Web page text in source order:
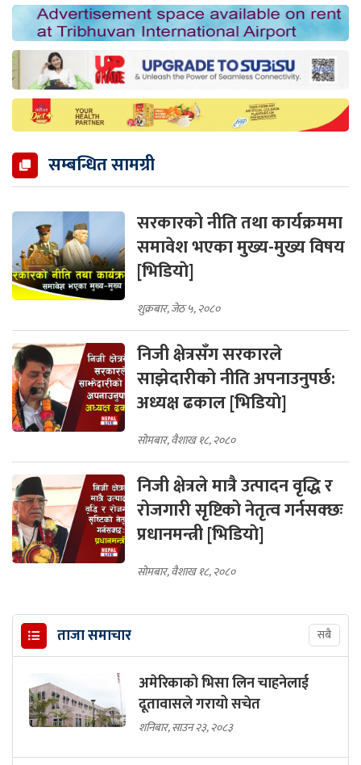
सम्बन्धित सामग्री
सरकारको नीति तथा कार्यक्रममा
समावेश भएका मुख्य-मुख्य विषय
[भिडियाे]
शुक्रबार, जेठ ५, २०८०
निजी क्षेत्रसँग सरकारले
साझेदारीको नीति अपनाउनुपर्छ:
अध्यक्ष ढकाल [भिडियाे]
सोमबार, वैशाख १८, २०८०
निजी क्षेत्रले मात्रै उत्पादन वृद्धि र
रोजगारी सृष्टिको नेतृत्व गर्नसक्छः
प्रधानमन्त्री [भिडियाे]
सोमबार, वैशाख १८, २०८०
ताजा समाचार सबै
अमेरिकाको भिसा लिन चाहनेलाई
दूतावासले गरायो सचेत
शनिबार, साउन २३, २०८३